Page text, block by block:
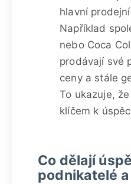
hlavní
Například
nebo Coca
prodávají své
ceny a stále
To ukazuje,
klíčem k
Co dělají
podnikatelé